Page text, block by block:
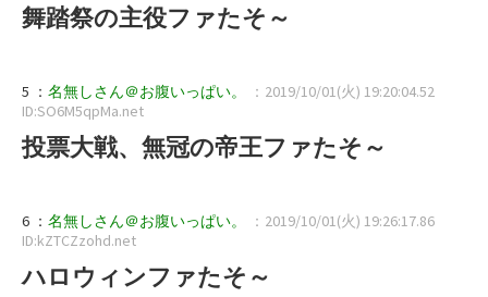
舞踏祭の主役ファたそ～
5 ： 名無しさん＠お腹いっぱい。
：2019/10/01(火) 19:20:04.52
ID:SO6M5qpMa.net
投票大戦、無冠の帝王ファたそ～
6 ： 名無しさん＠お腹いっぱい。
：2019/10/01(火) 19:26:17.86
ID:kZTCZzohd.net
ハロウィンファたそ～